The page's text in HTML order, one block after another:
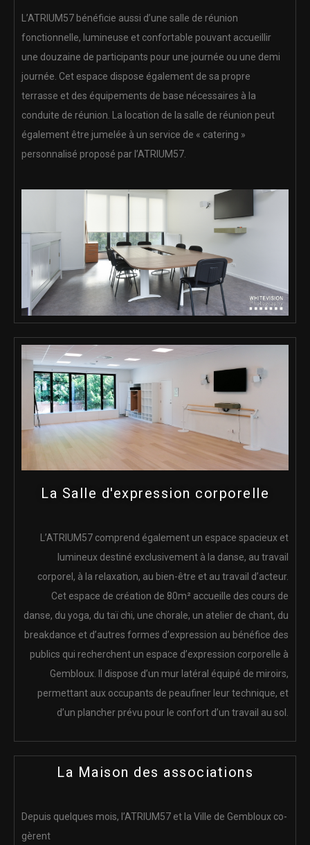
L’ATRIUM57 bénéficie aussi d’une salle de réunion
fonctionnelle, lumineuse et confortable pouvant accueillir
une douzaine de participants pour une journée ou une demi
journée. Cet espace dispose également de sa propre
terrasse et des équipements de base nécessaires à la
conduite de réunion. La location de la salle de réunion peut
également être jumelée à un service de « catering »
personnalisé proposé par l’ATRIUM57.
La Salle d'expression corporelle
L’ATRIUM57 comprend également un espace spacieux et
lumineux destiné exclusivement à la danse, au travail
corporel, à la relaxation, au bien-être et au travail d’acteur.
Cet espace de création de 80m² accueille des cours de
danse, du yoga, du taï chi, une chorale, un atelier de chant, du
breakdance et d’autres formes d’expression au bénéfice des
publics qui recherchent un espace d’expression corporelle à
Gembloux. Il dispose d’un mur latéral équipé de miroirs,
permettant aux occupants de peaufiner leur technique, et
d’un plancher prévu pour le confort d’un travail au sol.
La Maison des associations
Depuis quelques mois, l’ATRIUM57 et la Ville de Gembloux co-
gèrent